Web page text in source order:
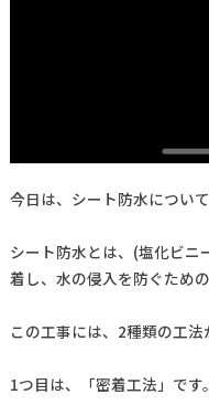
今日は、シート防水につい
シート防水とは、(塩化ビニ
着し、水の侵入を防ぐため
この工事には、2種類の工法
1つ目は、「密着工法」です。